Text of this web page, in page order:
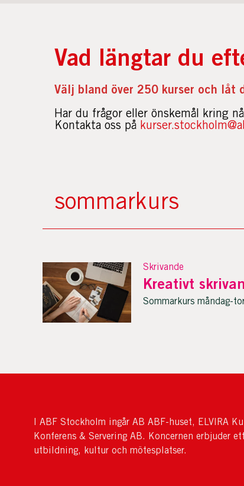
Vad längtar du
Välj bland över 250 kurser och
Har du frågor eller önskemål kring
Kontakta oss på
Skrivande
Kreativt
Sommarkurs måndag-
I ABF Stockholm ingår AB ABF-huset, ELVIRA
Konferens & Servering AB. Koncernen erbjuder
utbildning, kultur och mötesplatser.